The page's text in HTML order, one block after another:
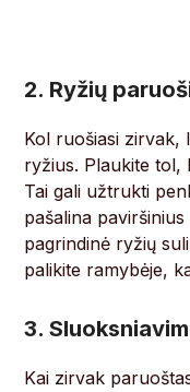
2. Ryžių
Kol ruošiasi zirvak,
ryžius. Plaukite tol,
Tai gali užtrukti
pašalina
pagrindinė ryžių
palikite ramybėje,
3.
Kai zirvak